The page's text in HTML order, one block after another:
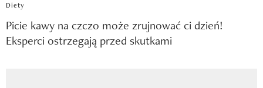
Diety
Picie kawy na czczo może zrujnować ci dzień!
Eksperci ostrzegają przed skutkami